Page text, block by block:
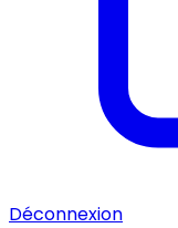
Déconnexion